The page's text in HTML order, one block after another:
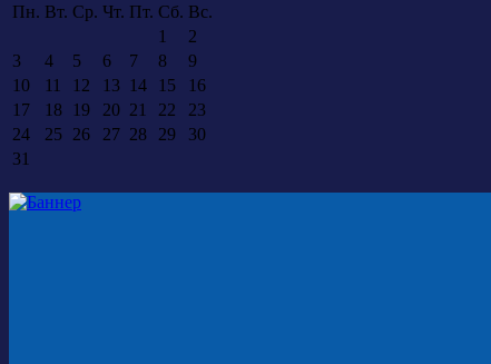
Пн. Вт. Ср. Чт. Пт. Сб. Вс.
1
2
3
4 5 6 7 8
9
10
11 12 13 14 15
16
17
18 19 20 21 22
23
24
25 26 27 28 29
30
31